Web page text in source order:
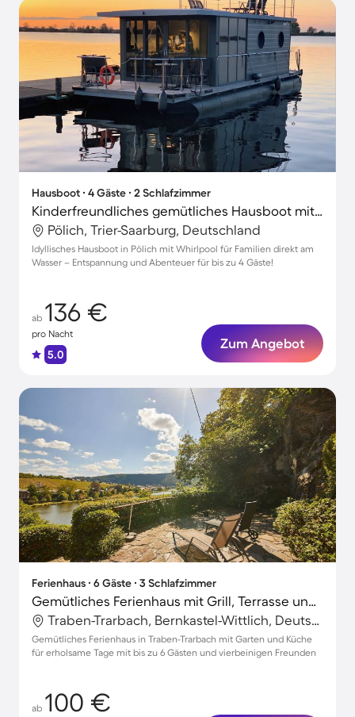
Hausboot ∙ 4 Gäste ∙ 2 Schlafzimmer
Kinderfreundliches gemütliches Hausboot mit Terrasse
Pölich, Trier-Saarburg, Deutschland
Idyllisches Hausboot in Pölich mit Whirlpool für Familien direkt am
Wasser – Entspannung und Abenteuer für bis zu 4 Gäste!
ab 136 €
pro Nacht
5.0
Zum Angebot
Ferienhaus ∙ 6 Gäste ∙ 3 Schlafzimmer
Gemütliches Ferienhaus mit Grill, Terrasse und Garten | Haustiere erlaubt
Traben-Trarbach, Bernkastel-Wittlich, Deutschland
Gemütliches Ferienhaus in Traben-Trarbach mit Garten und Küche
für erholsame Tage mit bis zu 6 Gästen und vierbeinigen Freunden
ab 100 €